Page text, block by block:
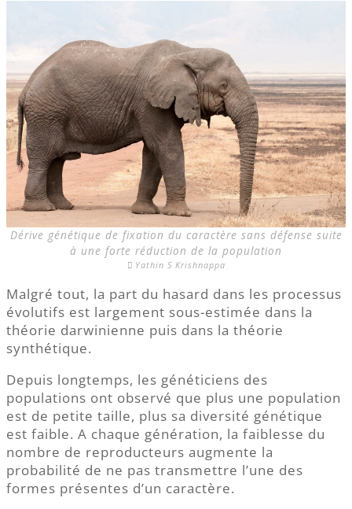
Dérive génétique de fixation du caractère sans défense suite
à une forte réduction de la population
Yathin S Krishnappa
Malgré tout, la part du hasard dans les processus
évolutifs est largement sous-estimée dans la
théorie darwinienne puis dans la théorie
synthétique.
Depuis longtemps, les généticiens des
populations ont observé que plus une population
est de petite taille, plus sa diversité génétique
est faible. A chaque génération, la faiblesse du
nombre de reproducteurs augmente la
probabilité de ne pas transmettre l’une des
formes présentes d’un caractère.